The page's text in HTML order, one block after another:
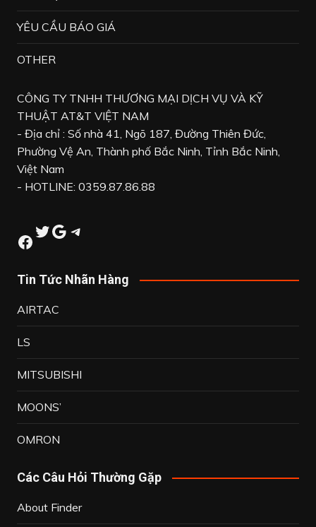
YÊU CẦU BÁO GIÁ
OTHER
CÔNG TY TNHH THƯƠNG MẠI DỊCH VỤ VÀ KỸ
THUẬT AT&T VIỆT NAM
- Địa chỉ : Số nhà 41, Ngõ 187, Đường Thiên Đức,
Phường Vệ An, Thành phố Bắc Ninh, Tỉnh Bắc Ninh,
Việt Nam
- HOTLINE: 0359.87.86.88
Facebook
Twitter
Google
Telegram
Tin Tức Nhãn Hàng
AIRTAC
LS
MITSUBISHI
MOONS’
OMRON
Các Câu Hỏi Thường Gặp
About Finder